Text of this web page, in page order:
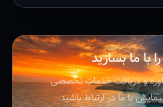
با ما بسازید
و دریافت خدمات تخصصی
با ما در ارتباط باشید.